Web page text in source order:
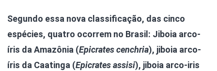
Segundo essa nova classificação, das cinco
espécies, quatro ocorrem no Brasil: Jiboia arco-
íris da Amazônia (Epicrates cenchria), jiboia arco-
íris da Caatinga (Epicrates assisi), jiboia arco-iris